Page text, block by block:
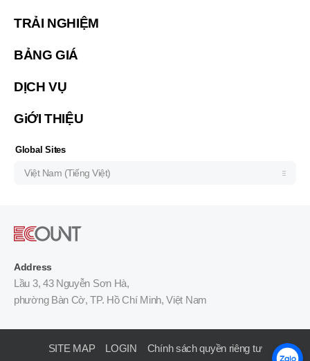
TRẢI NGHIỆM
BẢNG GIÁ
DỊCH VỤ
GiỚI THIỆU
Global Sites
Việt Nam (Tiếng Việt)
Malaysia (English)
한국 (한국어)
Philipines(English)
Узбекистан (русский)
Address
Lầu 3, 43 Nguyễn Sơn Hà,
phường Bàn Cờ, TP. Hồ Chí Minh, Việt Nam
SITE MAP LOGIN Chính sách quyền riêng tư